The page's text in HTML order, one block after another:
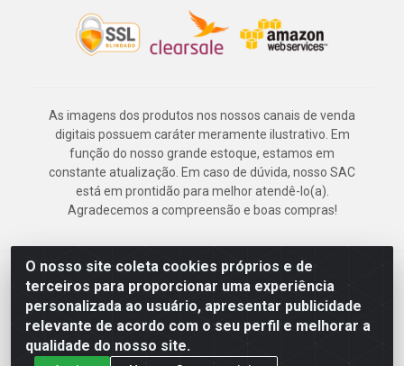
O nosso site coleta cookies próprios e de
terceiros para proporcionar uma experiência
personalizada ao usuário, apresentar publicidade
relevante de acordo com o seu perfil e melhorar a
qualidade do nosso site.
As imagens dos produtos nos nossos canais de venda
digitais possuem caráter meramente ilustrativo. Em
função do nosso grande estoque, estamos em
constante atualização. Em caso de dúvida, nosso SAC
está em prontidão para melhor atendê-lo(a).
Agradecemos a compreensão e boas compras!
Deskontão Atacado - Av. Marechal Mascarenhas de Morais, 2471 -
Imbiribeira - Recife/PE - CEP 51.150-001 - CNPJ 24.150.377/0003-
57